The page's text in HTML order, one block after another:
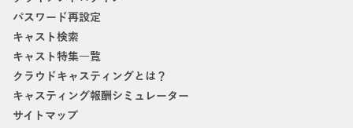
パスワード再設定
キャスト検索
キャスト特集一覧
クラウドキャスティングとは？
キャスティング報酬シミュレーター
サイトマップ